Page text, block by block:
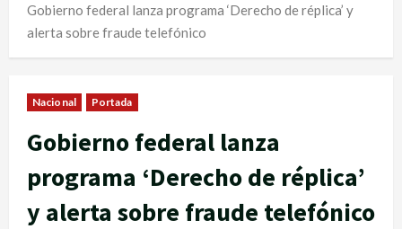
Gobierno federal lanza programa ‘Derecho de réplica’ y
alerta sobre fraude telefónico
Nacional Portada
Gobierno federal lanza
programa ‘Derecho de réplica’
y alerta sobre fraude telefónico